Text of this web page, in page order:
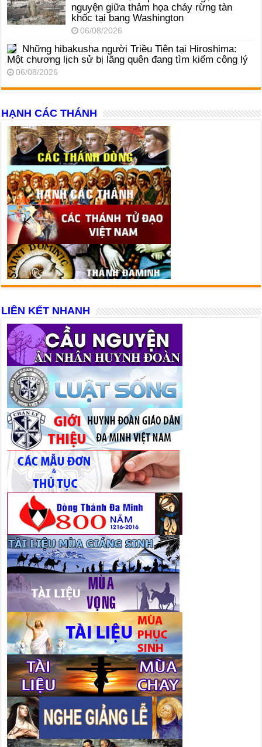
nguyện giữa thảm họa cháy rừng tàn
khốc tại bang Washington
06/08/2026
Những hibakusha người Triều Tiên tại Hiroshima:
Một chương lịch sử bị lãng quên đang tìm kiếm công lý
06/08/2026
HẠNH CÁC THÁNH
LIÊN KẾT NHANH